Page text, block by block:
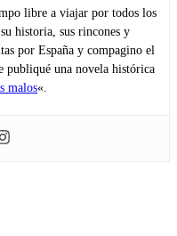
libre a viajar por todos los
historia, sus rincones y
por España y compagino el
publiqué una novela histórica
malos«.